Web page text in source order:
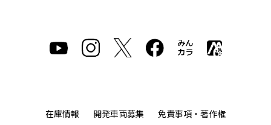
在庫情報 開発車両募集
免責事項・著作権